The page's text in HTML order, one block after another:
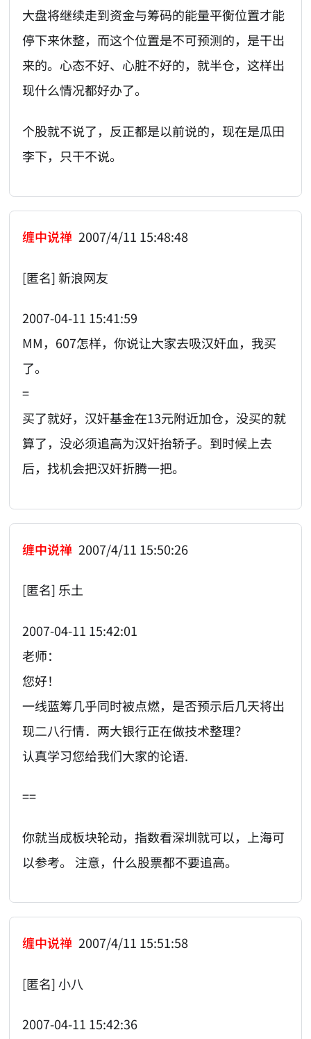
大盘将继续走到资金与筹码的能量平衡位置才能
停下来休整，而这个位置是不可预测的，是干出
来的。心态不好、心脏不好的，就半仓，这样出
现什么情况都好办了。
个股就不说了，反正都是以前说的，现在是瓜田
李下，只干不说。
缠中说禅 2007/4/11 15:48:48
[匿名] 新浪网友
2007-04-11 15:41:59
MM，607怎样，你说让大家去吸汉奸血，我买
了。
=
买了就好，汉奸基金在13元附近加仓，没买的就
算了，没必须追高为汉奸抬轿子。到时候上去
后，找机会把汉奸折腾一把。
缠中说禅 2007/4/11 15:50:26
[匿名] 乐土
2007-04-11 15:42:01
老师：
您好！
一线蓝筹几乎同时被点燃，是否预示后几天将出
现二八行情．两大银行正在做技术整理？
认真学习您给我们大家的论语.
==
你就当成板块轮动，指数看深圳就可以，上海可
以参考。 注意，什么股票都不要追高。
缠中说禅 2007/4/11 15:51:58
[匿名] 小八
2007-04-11 15:42:36